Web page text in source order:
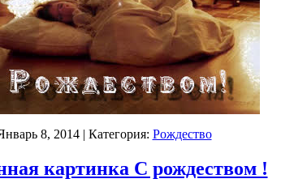
8, 2014| Категория: Рождество
картинка С рождеством !